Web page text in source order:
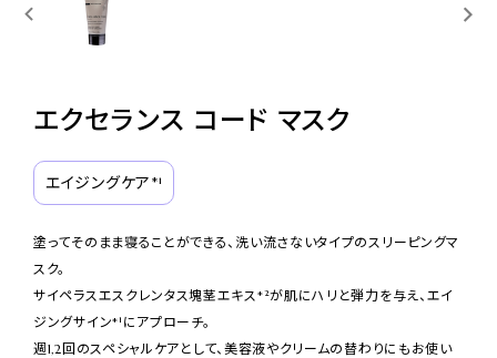
ABOUT YON-KA
プライバシーポリシー
特定商取引法表示
お問い合わせ
エクセランス コード マスク
エイジングケア*¹
塗ってそのまま寝ることができる、洗い流さないタイプのスリーピングマ
スク。
サイペラスエスクレンタス塊茎エキス*²が肌にハリと弾力を与え、エイ
ジングサイン*¹にアプローチ。
週1,2回のスペシャルケアとして、美容液やクリームの替わりにもお使い